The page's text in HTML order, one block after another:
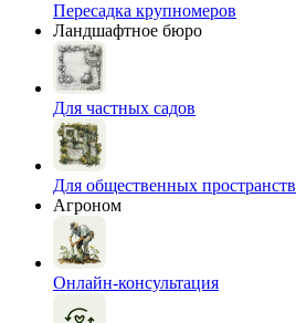
Пересадка крупномеров
Ландшафтное бюро
Для частных садов
Для общественных пространств
Агроном
Онлайн-консультация